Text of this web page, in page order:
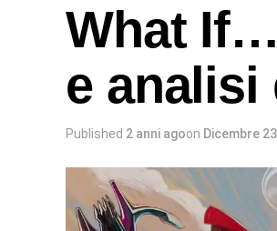
What
e analisi
Published 2 anni agoon Dicembre